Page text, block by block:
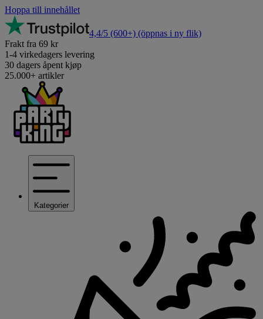
Hoppa till innehållet
4,4/5 (600+) (öppnas i ny flik)
Frakt fra 69 kr
1-4 virkedagers levering
30 dagers åpent kjøp
25.000+ artikler
Kategorier